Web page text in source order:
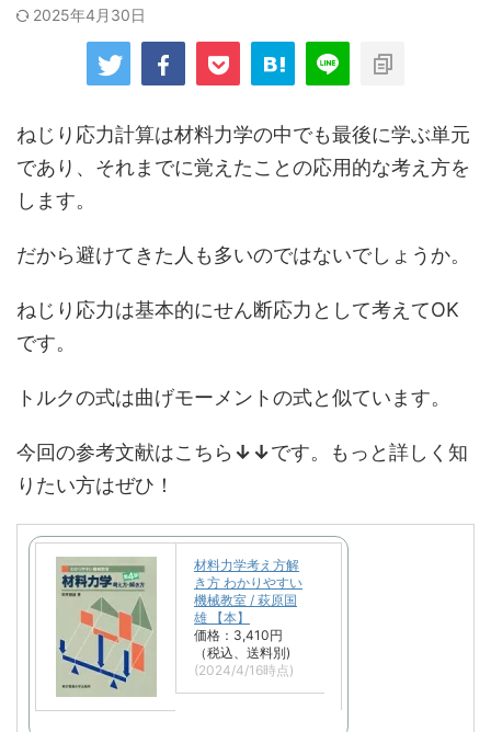
2025年4月30日
ねじり応力計算は材料力学の中でも最後に学ぶ単元
であり、それまでに覚えたことの応用的な考え方を
します。
だから避けてきた人も多いのではないでしょうか。
ねじり応力は基本的にせん断応力として考えてOK
です。
トルクの式は曲げモーメントの式と似ています。
今回の参考文献はこちら ↓↓です。もっと詳しく知
りたい方はぜひ！
材料力学考え方解
き方 わかりやすい
機械教室 / 萩原国
雄 【本】
価格：3,410円
（税込、送料別)
(2024/4/16時点)